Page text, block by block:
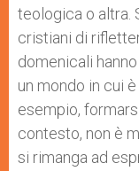
teologica o altra.
cristiani di
domenicali
un mondo in cui
esempio,
contesto, non è
si rimanga ad